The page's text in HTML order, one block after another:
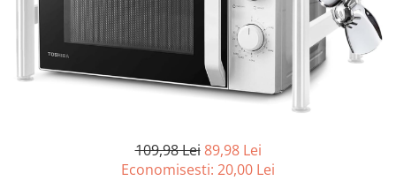
109,98 Lei 89,98 Lei
Economisesti: 20,00 Lei